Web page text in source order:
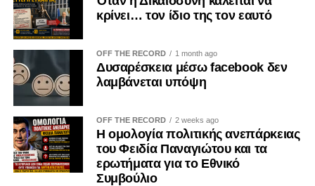
κρίνει… τον ίδιο της τον εαυτό
OFF THE RECORD 1 month ago
Δυσαρέσκεια μέσω facebook δεν
λαμβάνεται υπόψη
OFF THE RECORD 2 weeks ago
Η ομολογία πολιτικής ανεπάρκειας
του Φειδία Παναγιώτου και τα
ερωτήματα για το Εθνικό
Συμβούλιο